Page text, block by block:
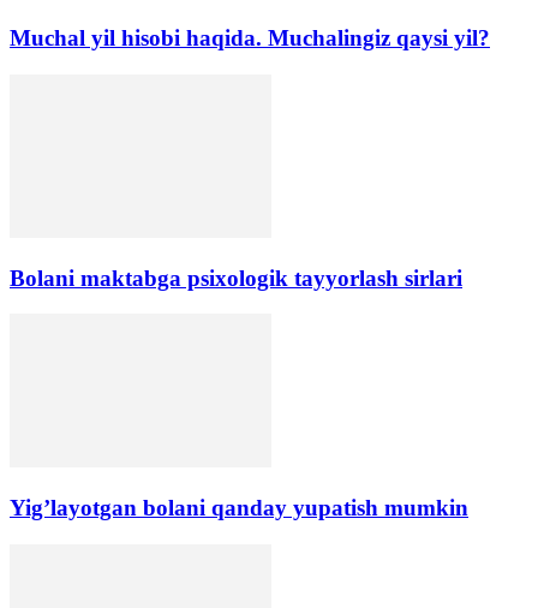
Muchal yil hisobi haqida. Muchalingiz qaysi yil?
Bolani maktabga psixologik tayyorlash sirlari
Yig’layotgan bolani qanday yupatish mumkin